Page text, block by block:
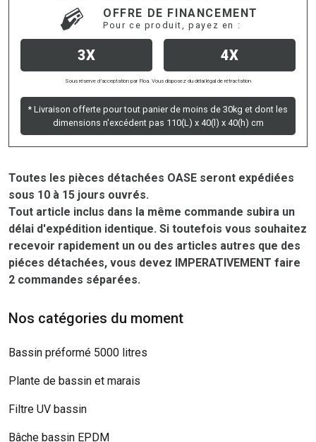
OFFRE DE FINANCEMENT
Pour ce produit, payez en :
3X 4X
Sous réserve d’acceptation par Floa. Vous disposez du délai légal de rétractation
* Livraison offerte pour tout panier de moins de 30kg et dont les
dimensions n'excédent pas 110(L) x 40(l) x 40(h) cm
Toutes les pièces détachées OASE seront expédiées
sous 10 à 15 jours ouvrés.
Tout article inclus dans la même commande subira un
délai d'expédition identique. Si toutefois vous souhaitez
recevoir rapidement un ou des articles autres que des
piéces détachées, vous devez IMPERATIVEMENT faire
2 commandes séparées.
Nos catégories du moment
Bassin préformé 5000 litres
Plante de bassin et marais
Filtre UV bassin
Bâche bassin EPDM